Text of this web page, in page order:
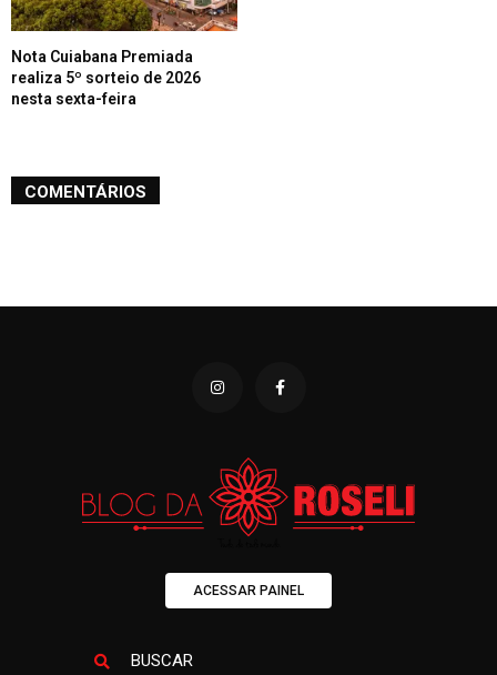
Nota Cuiabana Premiada
realiza 5º sorteio de 2026
nesta sexta-feira
COMENTÁRIOS
ACESSAR PAINEL
BUSCAR